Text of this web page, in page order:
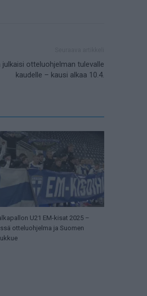
julkaisi otteluohjelman tulevalle
kaudelle – kausi alkaa 10.4.
U21 EM-kisat 2025 –
otteluohjelma ja Suomen